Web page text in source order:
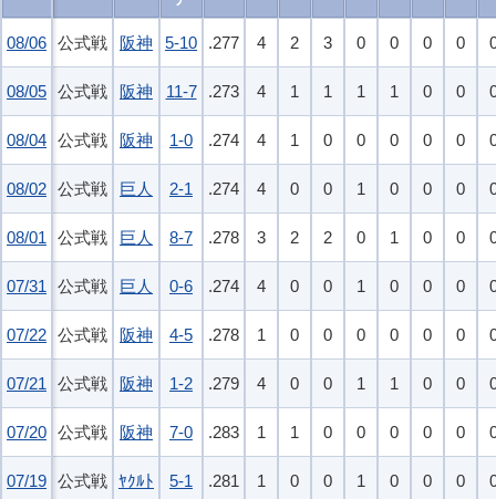
08/06
08/05
08/04
08/02
08/01
07/31
07/22
07/21
07/20
07/19
08/06 公式戦 阪神 5-10 .277 4 2 3 0 0 0 0
08/05 公式戦 阪神 11-7 .273 4 1 1 1 1 0 0
08/04 公式戦 阪神 1-0 .274 4 1 0 0 0 0 0
08/02 公式戦 巨人 2-1 .274 4 0 0 1 0 0 0
08/01 公式戦 巨人 8-7 .278 3 2 2 0 1 0 0
07/31 公式戦 巨人 0-6 .274 4 0 0 1 0 0 0
07/22 公式戦 阪神 4-5 .278 1 0 0 0 0 0 0
07/21 公式戦 阪神 1-2 .279 4 0 0 1 1 0 0
07/20 公式戦 阪神 7-0 .283 1 1 0 0 0 0 0
07/19 公式戦 ﾔｸﾙﾄ 5-1 .281 1 0 0 1 0 0 0